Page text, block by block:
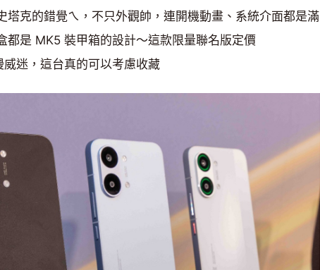
塔克的錯覺ㄟ，不只外觀帥，連開機動畫、系統介面都是滿
都是 MK5 裝甲箱的設計～這款限量聯名版定價
迷，這台真的可以考慮收藏